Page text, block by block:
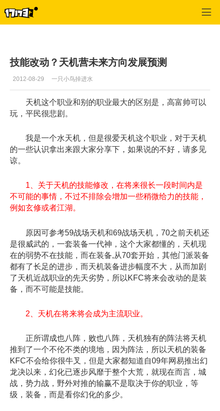
技能改动？天机营未来方向发展预测
2012-08-29 一只小鸟掉进水
天机这个职业和别的职业最大的区别是，高富帅可以
玩，平民很悲剧。
我是一个水天机，但是很爱天机这个职业，对于天机
的一些认识拿出来跟大家分享下，如果说的不好，请多见
谅。
1、关于天机的技能修改，在将来很长一段时间内是
不可能的事情，不过不排除会增加一些稍微给力的技能，
例如玄修或者江湖。
原因可参考59战场天机和69战场天机，70之前天机还
是很威武的，一套装备一代神，这个大家都懂的，天机现
在的弱势不在技能，而在装备,从70套开始，其他门派装备
都有了长足的进步，而天机装备进步幅度不大，从而加剧
了天机近战职业的先天劣势，所以KFC将来会改动的是装
备，而不可能是技能。
2、天机在将来将会成为主流职业。
正所谓成也八阵，败也八阵，天机独有的阵法将天机
推到了一个不伦不类的境地，因为阵法，所以天机的装备
KFC不会给你很牛叉，但是大家都知道自09年网易推出幻
龙决以来，幻化已逐步风靡于整个大荒，就现在而言，城
战，势力战，野外对推的输赢不是取决于你的职业，等
级，装备，而是看你幻化的多少。